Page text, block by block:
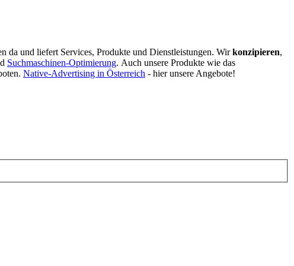
da und liefert Services, Produkte und Dienstleistungen. Wirkonzipieren,
Suchmaschinen-Optimierung. Auch unsere Produkte wie das
Native-Advertising in Österreich - hier unsere Angebote!